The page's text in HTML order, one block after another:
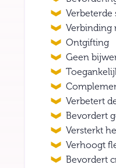
Verbeterde
Verbinding
Ontgifting
Geen
Verbetert
Bevordert
Versterkt
Verhoogt
Bevordert